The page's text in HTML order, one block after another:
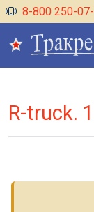
8-800 250-
R-truck.